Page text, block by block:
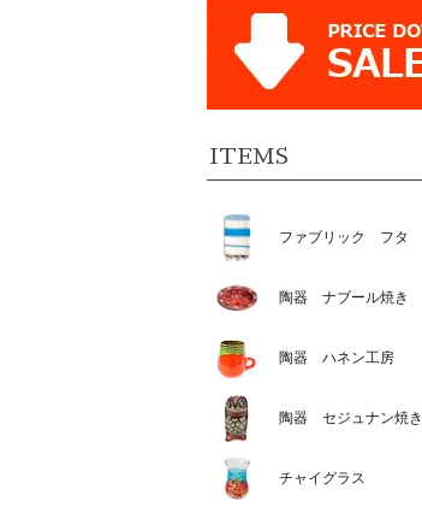
ITEMS
ファブリック フタ
陶器 ナブール焼き
陶器 ハネン工房
陶器 セジュナン焼き
チャイグラス